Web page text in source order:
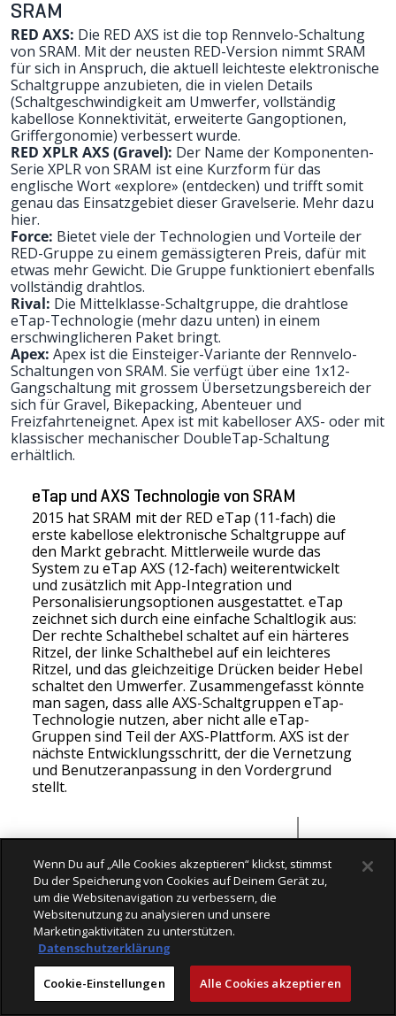
SRAM
RED AXS: Die RED AXS ist die top Rennvelo-Schaltung
von SRAM. Mit der neusten RED-Version nimmt SRAM
für sich in Anspruch, die aktuell leichteste elektronische
Schaltgruppe anzubieten, die in vielen Details
(Schaltgeschwindigkeit am Umwerfer, vollständig
kabellose Konnektivität, erweiterte Gangoptionen,
Griffergonomie) verbessert wurde.
RED XPLR AXS (Gravel): Der Name der Komponenten-
Serie XPLR von SRAM ist eine Kurzform für das
englische Wort «explore» (entdecken) und trifft somit
genau das Einsatzgebiet dieser Gravelserie. Mehr dazu
hier.
Force: Bietet viele der Technologien und Vorteile der
RED-Gruppe zu einem gemässigteren Preis, dafür mit
etwas mehr Gewicht. Die Gruppe funktioniert ebenfalls
vollständig drahtlos.
Rival: Die Mittelklasse-Schaltgruppe, die drahtlose
eTap-Technologie (mehr dazu unten) in einem
erschwinglicheren Paket bringt.
Apex: Apex ist die Einsteiger-Variante der Rennvelo-
Schaltungen von SRAM. Sie verfügt über eine 1x12-
Gangschaltung mit grossem Übersetzungsbereich der
sich für Gravel, Bikepacking, Abenteuer und
Freizfahrteneignet. Apex ist mit kabelloser AXS- oder mit
klassischer mechanischer DoubleTap-Schaltung
erhältlich.
eTap und AXS Technologie von SRAM
2015 hat SRAM mit der RED eTap (11-fach) die
erste kabellose elektronische Schaltgruppe auf
den Markt gebracht. Mittlerweile wurde das
System zu eTap AXS (12-fach) weiterentwickelt
und zusätzlich mit App-Integration und
Personalisierungsoptionen ausgestattet. eTap
zeichnet sich durch eine einfache Schaltlogik aus:
Der rechte Schalthebel schaltet auf ein härteres
Ritzel, der linke Schalthebel auf ein leichteres
Ritzel, und das gleichzeitige Drücken beider Hebel
schaltet den Umwerfer. Zusammengefasst könnte
man sagen, dass alle AXS-Schaltgruppen eTap-
Technologie nutzen, aber nicht alle eTap-
Gruppen sind Teil der AXS-Plattform. AXS ist der
nächste Entwicklungsschritt, der die Vernetzung
und Benutzeranpassung in den Vordergrund
stellt.
Wenn Du auf „Alle Cookies akzeptieren“ klickst, stimmst
Du der Speicherung von Cookies auf Deinem Gerät zu,
um die Websitenavigation zu verbessern, die
Websitenutzung zu analysieren und unsere
Marketingaktivitäten zu unterstützen.
Datenschutzerklärung
Cookie-Einstellungen Alle Cookies akzeptieren